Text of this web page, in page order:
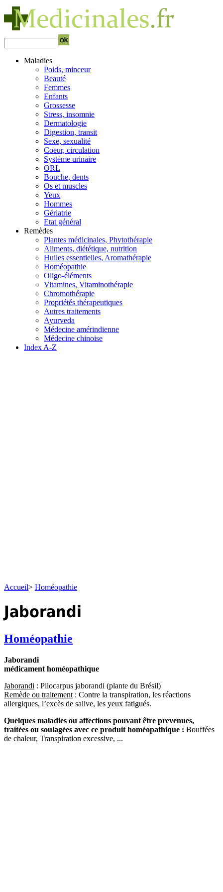
Maladies
Poids, minceur
Beauté
Femmes
Enfants
Grossesse
Stress, insomnie
Dermatologie
Digestion, transit
Sexe, sexualité
Coeur, circulation
Système urinaire
ORL
Bouche, dents
Os et muscles
Yeux
Hommes
Gériatrie
Etat général
Remèdes
Plantes médicinales, Phytothérapie
Aliments, diététique, nutrition
Huiles essentielles, Aromathérapie
Homéopathie
Oligo-éléments
Vitamines, Vitaminothérapie
Chromothérapie
Propriétés thérapeutiques
Autres traitements
Ayurveda
Médecine amérindienne
Médecine chinoise
Index A-Z
Accueil> Homéopathie
Jaborandi
Homéopathie
Jaborandi
médicament homéopathique
Jaborandi : Pilocarpus jaborandi (plante du Brésil)
Remède ou traitement : Contre la transpiration, les réactions
allergiques, l’excès de salive, les yeux fatigués.
Quelques maladies ou affections pouvant être prevenues,
traitées ou soulagées avec ce produit homéopathique : Bouffées
de chaleur, Transpiration excessive, ...